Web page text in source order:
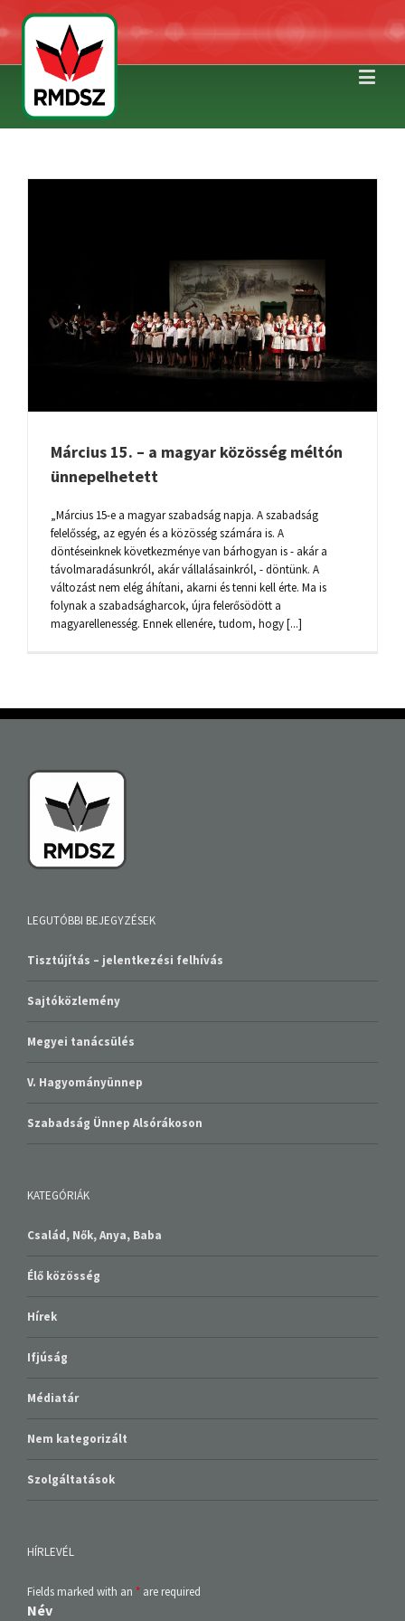
Március 15. – a magyar közösség méltón
ünnepelhetett
„Március 15-e a magyar szabadság napja. A szabadság
felelősség, az egyén és a közösség számára is. A
döntéseinknek következménye van bárhogyan is - akár a
távolmaradásunkról, akár vállalásainkról, - döntünk. A
változást nem elég áhítani, akarni és tenni kell érte. Ma is
folynak a szabadságharcok, újra felerősödött a
magyarellenesség. Ennek ellenére, tudom, hogy [...]
LEGUTÓBBI BEJEGYZÉSEK
Tisztújítás – jelentkezési felhívás
Sajtóközlemény
Megyei tanácsülés
V. Hagyományünnep
Szabadság Ünnep Alsórákoson
KATEGÓRIÁK
Család, Nők, Anya, Baba
Élő közösség
Hírek
Ifjúság
Médiatár
Nem kategorizált
Szolgáltatások
HÍRLEVÉL
Fields marked with an * are required
Név